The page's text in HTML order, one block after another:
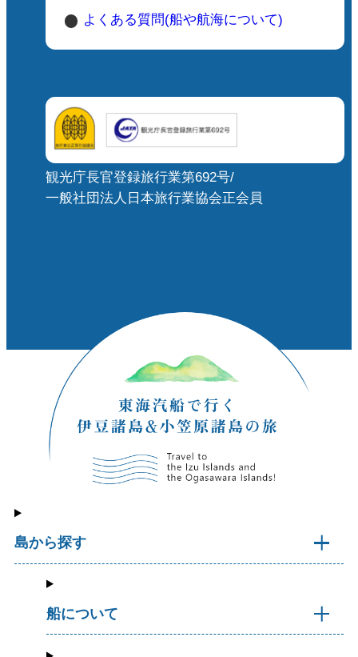
よくある質問(船や航海について)
観光庁長官登録旅行業第692号/
一般社団法人日本旅行業協会正会員
島から探す
船について